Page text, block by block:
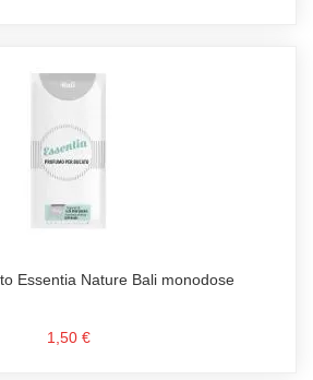
Essentia Nature Bali monodose
1,50 €